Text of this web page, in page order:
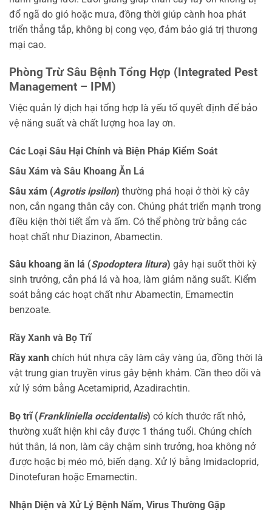
đổ ngã do gió hoặc mưa, đồng thời giúp cành hoa phát
triển thẳng tắp, không bị cong vẹo, đảm bảo giá trị thương
mại cao.
Phòng Trừ Sâu Bệnh Tổng Hợp (Integrated Pest
Management – IPM)
Việc quản lý dịch hại tổng hợp là yếu tố quyết định để bảo
vệ năng suất và chất lượng hoa lay ơn.
Các Loại Sâu Hại Chính và Biện Pháp Kiểm Soát
Sâu Xám và Sâu Khoang Ăn Lá
Sâu xám (Agrotis ipsilon) thường phá hoại ở thời kỳ cây
non, cắn ngang thân cây con. Chúng phát triển mạnh trong
điều kiện thời tiết ẩm và ấm. Có thể phòng trừ bằng các
hoạt chất như Diazinon, Abamectin.
Sâu khoang ăn lá (Spodoptera litura) gây hại suốt thời kỳ
sinh trưởng, cắn phá lá và hoa, làm giảm năng suất. Kiểm
soát bằng các hoạt chất như Abamectin, Emamectin
benzoate.
Rầy Xanh và Bọ Trĩ
Rầy xanh chích hút nhựa cây làm cây vàng úa, đồng thời là
vật trung gian truyền virus gây bệnh khảm. Cần theo dõi và
xử lý sớm bằng Acetamiprid, Azadirachtin.
Bọ trĩ (Frankliniella occidentalis) có kích thước rất nhỏ,
thường xuất hiện khi cây được 1 tháng tuổi. Chúng chích
hút thân, lá non, làm cây chậm sinh trưởng, hoa không nở
được hoặc bị méo mó, biến dạng. Xử lý bằng Imidacloprid,
Dinotefuran hoặc Emamectin.
Nhận Diện và Xử Lý Bệnh Nấm, Virus Thường Gặp